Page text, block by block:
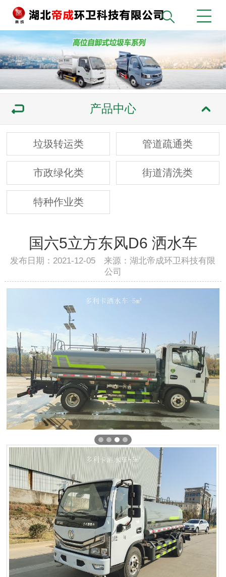
产品中心
垃圾转运类 管道疏通类
市政绿化类 街道清洗类
特种作业类
国六5立方东风D6 洒水车
发布日期：2021-12-05 来源：湖北帝成环卫科技有限
公司